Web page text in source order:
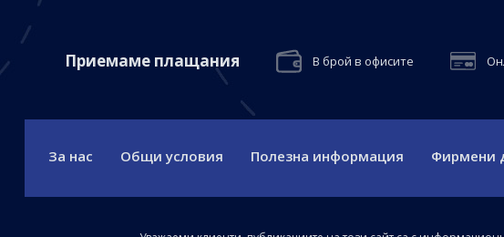
Приемaме плащания В брой в офисите
За нас Общи условия Полезна информация Фирмени